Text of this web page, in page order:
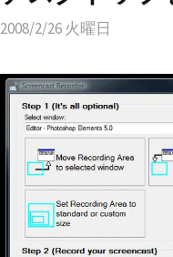
2008/2/26 火曜日